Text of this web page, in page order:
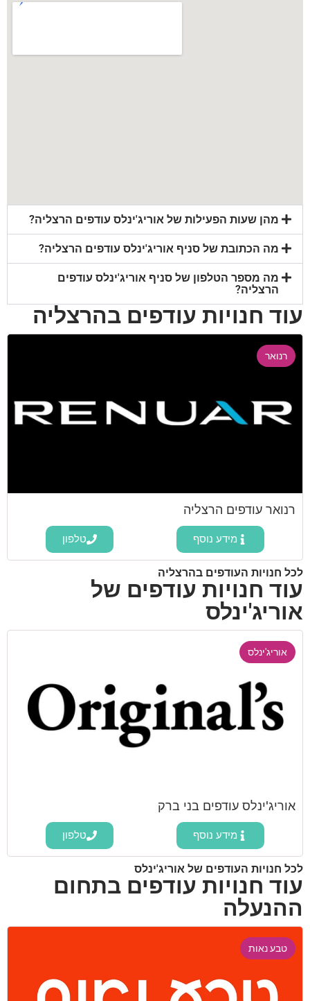
מהן שעות הפעילות של אוריג'ינלס עודפים הרצליה?
מה הכתובת של סניף אוריג'ינלס עודפים הרצליה?
מה מספר הטלפון של סניף אוריג'ינלס עודפים
הרצליה?
עוד חנויות עודפים בהרצליה
רנואר
רנואר עודפים הרצליה
מידע נוסף טלפון
לכל חנויות העודפים בהרצליה
עוד חנויות עודפים של
אוריג'ינלס
אוריג'ינלס
אוריג'ינלס עודפים בני ברק
מידע נוסף טלפון
לכל חנויות העודפים של אוריג'ינלס
עוד חנויות עודפים בתחום
ההנעלה
טבע נאות